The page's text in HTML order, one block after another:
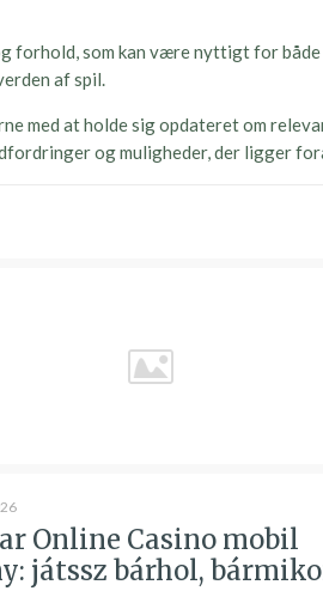
som kan være nyttigt for
af spil.
med at holde sig opdateret om
og muligheder, der ligger
Online Casino mobil
játssz bárhol,